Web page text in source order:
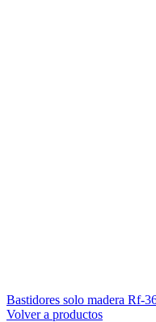
Bastidores solo madera Rf-
Volver a productos